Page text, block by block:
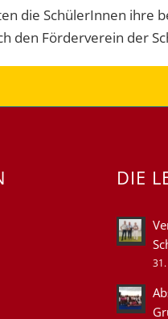
die SchülerInnen ihre
den Förderverein der
DIE